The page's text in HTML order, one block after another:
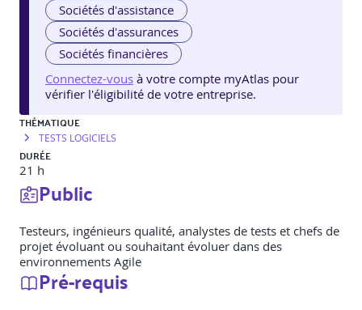
Sociétés d'assistance
Sociétés d'assurances
Sociétés financières
Connectez-vous à votre compte myAtlas pour
vérifier l'éligibilité de votre entreprise.
THÉMATIQUE
TESTS LOGICIELS
DURÉE
21 h
Public
Testeurs, ingénieurs qualité, analystes de tests et chefs de
projet évoluant ou souhaitant évoluer dans des
environnements Agile
Pré-requis